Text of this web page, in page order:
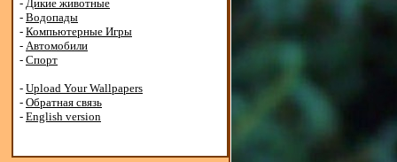
- Дикие животные
- Водопады
- Компьютерные Игры
- Автомобили
- Спорт
- Upload Your Wallpapers
- Обратная связь
- English version